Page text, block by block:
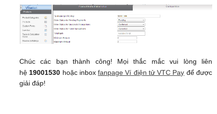
Chúc các bạn thành công! Mọi thắc mắc vui lòng liên
hệ 19001530 hoặc inboxfanpage Ví điện tử VTC Pay để được
giải đáp!